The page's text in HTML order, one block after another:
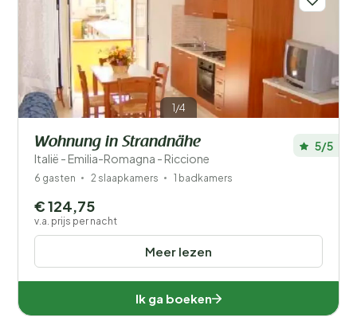
Afstand 1
Prijs
Ligging
Type vakantiehuisje
Populaire filters
Voorzieningen
1/4
Wohnung in Strandnähe
Italië - Emilia-Romagna - Riccione
5/5
6 gasten 2 slaapkamers 1 badkamers
Meer lezen
€ 124,75
v.a. prijs per nacht
Ik ga boeken